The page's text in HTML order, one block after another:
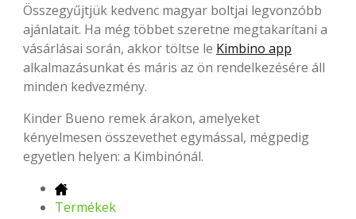
Összegyűjtjük kedvenc magyar boltjai legvonzóbb
ajánlatait. Ha még többet szeretne megtakarítani a
vásárlásai során, akkor töltse le Kimbino app
alkalmazásunkat és máris az ön rendelkezésére áll
minden kedvezmény.
Kinder Bueno remek árakon, amelyeket
kényelmesen összevethet egymással, mégpedig
egyetlen helyen: a Kimbinónál.
Termékek